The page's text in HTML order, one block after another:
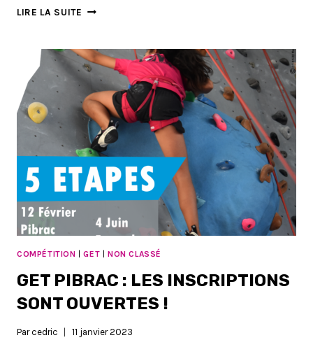
LIRE LA SUITE ORDRE
GET
PIBRAC
COMPÉTITION |GET | NON CLASSÉ
GET PIBRAC : LES INSCRIPTIONS
SONT OUVERTES !
Par cedric 11 janvier 2023